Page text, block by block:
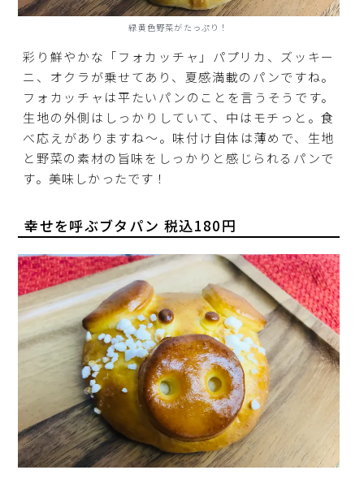
緑黄色野菜がたっぷり！
彩り鮮やかな「フォカッチャ」パプリカ、ズッキー
ニ、オクラが乗せてあり、夏感満載のパンですね。
フォカッチャは平たいパンのことを言うそうです。
生地の外側はしっかりしていて、中はモチっと。食
べ応えがありますね～。味付け自体は薄めで、生地
と野菜の素材の旨味をしっかりと感じられるパンで
す。美味しかったです！
幸せを呼ぶブタパン 税込180円